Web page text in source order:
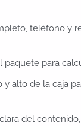
teléfono y
paquete para
y alto de la caja
del